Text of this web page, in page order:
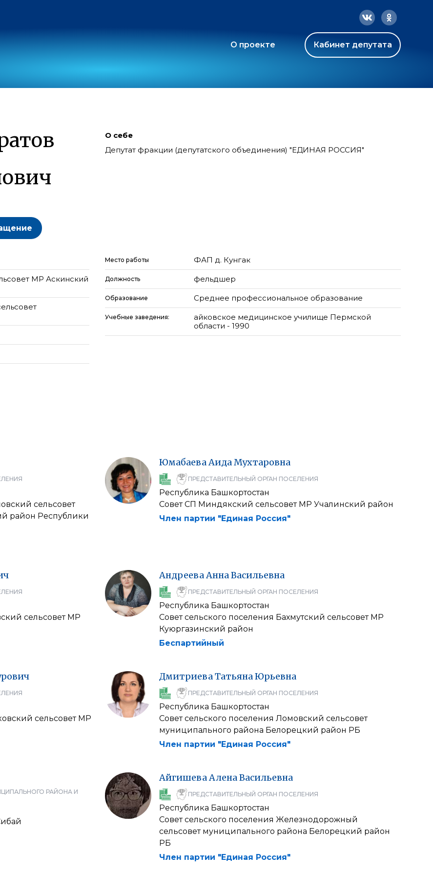
О проекте Кабинет депутата
О себе
Депутат фракции (депутатского объединения) "ЕДИНАЯ РОССИЯ"
МР Аскинский
Место работы ФАП д. Кунгак
Должность фельдшер
Образование Среднее профессиональное образование
Учебные заведения:
айковское медицинское училище Пермской
области - 1990
сельсовет
район Республики
ЮмабаеваАидаМухтаровна
ПРЕДСТАВИТЕЛЬНЫЙ ОРГАН ПОСЕЛЕНИЯ
Республика Башкортостан
Совет СП Миндякский сельсовет МР Учалинский район
Член партии "Единая Россия"
сельсовет МР
АндрееваАннаВасильевна
ПРЕДСТАВИТЕЛЬНЫЙ ОРГАН ПОСЕЛЕНИЯ
Республика Башкортостан
Совет сельского поселения Бахмутский сельсовет МР
Куюргазинский район
Беспартийный
сельсовет МР
ДмитриеваТатьянаЮрьевна
ПРЕДСТАВИТЕЛЬНЫЙ ОРГАН ПОСЕЛЕНИЯ
Республика Башкортостан
Совет сельского поселения Ломовский сельсовет
муниципального района Белорецкий район РБ
Член партии "Единая Россия"
РАЙОНА И
АйгишеваАленаВасильевна
ПРЕДСТАВИТЕЛЬНЫЙ ОРГАН ПОСЕЛЕНИЯ
Республика Башкортостан
Совет сельского поселения Железнодорожный
сельсовет муниципального района Белорецкий район
РБ
Член партии "Единая Россия"